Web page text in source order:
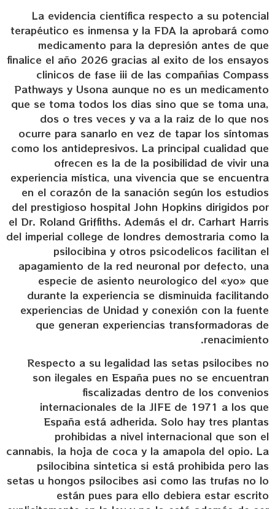
La evidencia científica respecto a su potencial
terapéutico es inmensa y la FDA la aprobará como
medicamento para la depresión antes de que
finalice el año 2026 gracias al exito de los ensayos
clinicos de fase iii de las compañias Compass
Pathways y Usona aunque no es un medicamento
que se toma todos los dias sino que se toma una,
dos o tres veces y va a la raiz de lo que nos
ocurre para sanarlo en vez de tapar los síntomas
como los antidepresivos. La principal cualidad que
ofrecen es la de la posibilidad de vivir una
experiencia mística, una vivencia que se encuentra
en el corazón de la sanación según los estudios
del prestigioso hospital John Hopkins dirigidos por
el Dr. Roland Griffiths. Además el dr. Carhart Harris
del imperial college de londres demostraria como la
psilocibina y otros psicodelicos facilitan el
apagamiento de la red neuronal por defecto, una
especie de asiento neurologico del «yo» que
durante la experiencia se disminuida facilitando
experiencias de Unidad y conexión con la fuente
que generan experiencias transformadoras de
renacimiento.
Respecto a su legalidad las setas psilocibes no
son ilegales en España pues no se encuentran
fiscalizadas dentro de los convenios
internacionales de la JIFE de 1971 a los que
España está adherida. Solo hay tres plantas
prohibidas a nivel internacional que son el
cannabis, la hoja de coca y la amapola del opio. La
psilocibina sintetica si está prohibida pero las
setas u hongos psilocibes asi como las trufas no lo
están pues para ello debiera estar escrito